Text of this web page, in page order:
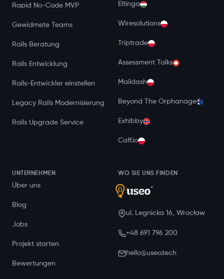
Rapid No-Code MVP
Gewidmete Teams
Rails Beratung
Rails Entwicklung
Rails-Entwickler einstellen
Legacy Rails Modernisierung
Rails Upgrade Service
Eltinga
Wiresolutions
Triptrade
Assessment Talks
Maildash
Beyond The Orphanage
Exhibby
Caff.io
UNTERNEHMEN
Über uns
Blog
Jobs
Projekt starten
Bewertungen
WO SIE UNS FINDEN
ul. Legnicka 16, Wrocław
+48 691 796 200
hello@useo.tech